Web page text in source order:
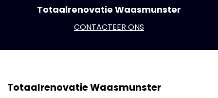
Totaalrenovatie Waasmunster
CONTACTEER ONS
Totaalrenovatie Waasmunster